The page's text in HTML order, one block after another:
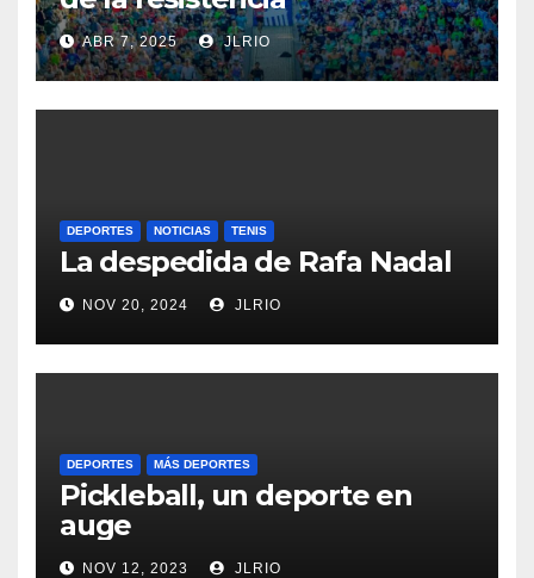
ABR 7, 2025 JLRIO
DEPORTES NOTICIAS TENIS
La despedida de Rafa Nadal
NOV 20, 2024 JLRIO
DEPORTES MÁS DEPORTES
Pickleball, un deporte en
auge
NOV 12, 2023 JLRIO